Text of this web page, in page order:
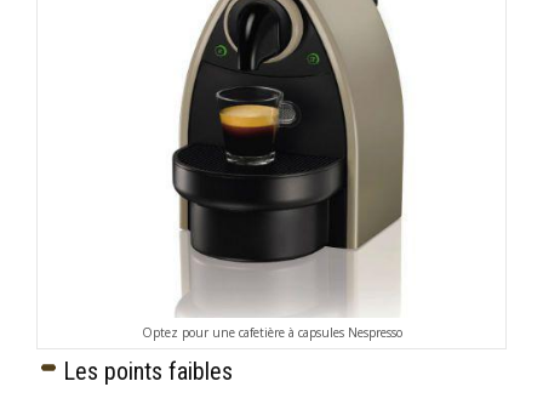
Optez pour une cafetière à capsules Nespresso
Les points faibles